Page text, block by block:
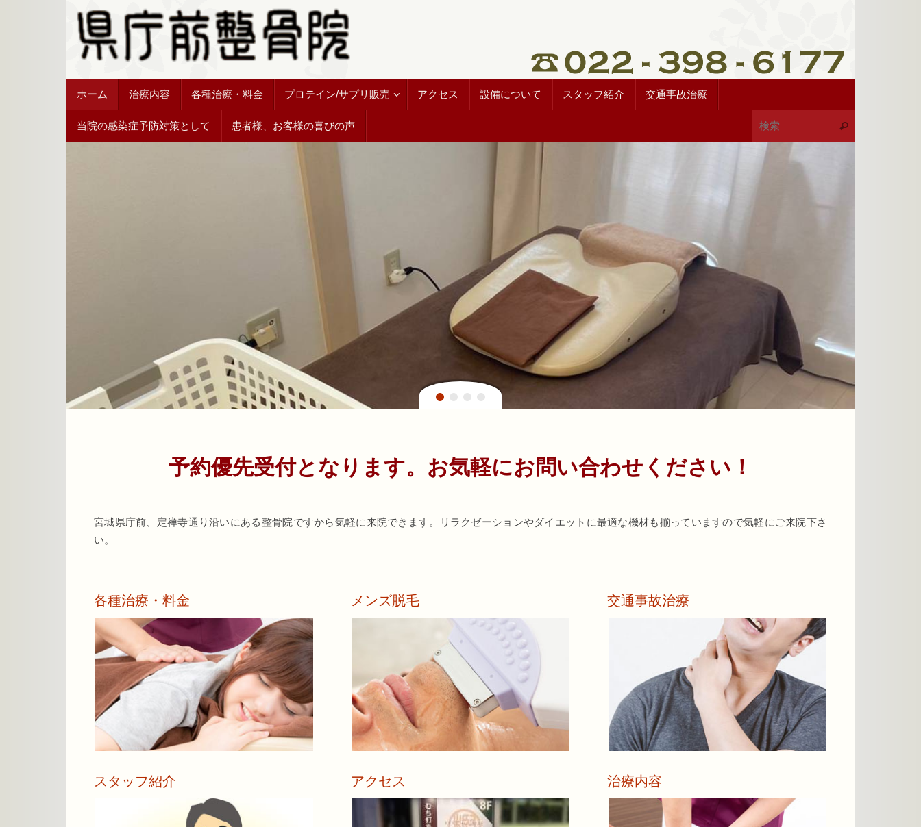
ホーム 治療内容 各種治療・料金 プロテイン/サプリ販売 アクセス 設備について スタッフ紹介 交通事故治療
当院の感染症予防対策として 患者様、お客様の喜びの声
予約優先受付となります。お気軽にお問い合わせください！
宮城県庁前、定禅寺通り沿いにある整骨院ですから気軽に来院できます。リラクゼーションやダイエットに最適な機材も揃っていますので気軽にご来院下さ
い。
各種治療・料金
どのような治療が最適かは、気軽にご相談下さい。
メンズ脱毛
清潔感のある男へ… 男を磨く、脱毛男性が急増
交通事故治療
スタッフ紹介 アクセス 治療内容